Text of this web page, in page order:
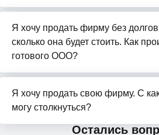
Я хочу продать фирму без
сколько она будет стоить. Как
готового ООО?
Я хочу продать свою фирму. С
могу столкнуться?
Остались